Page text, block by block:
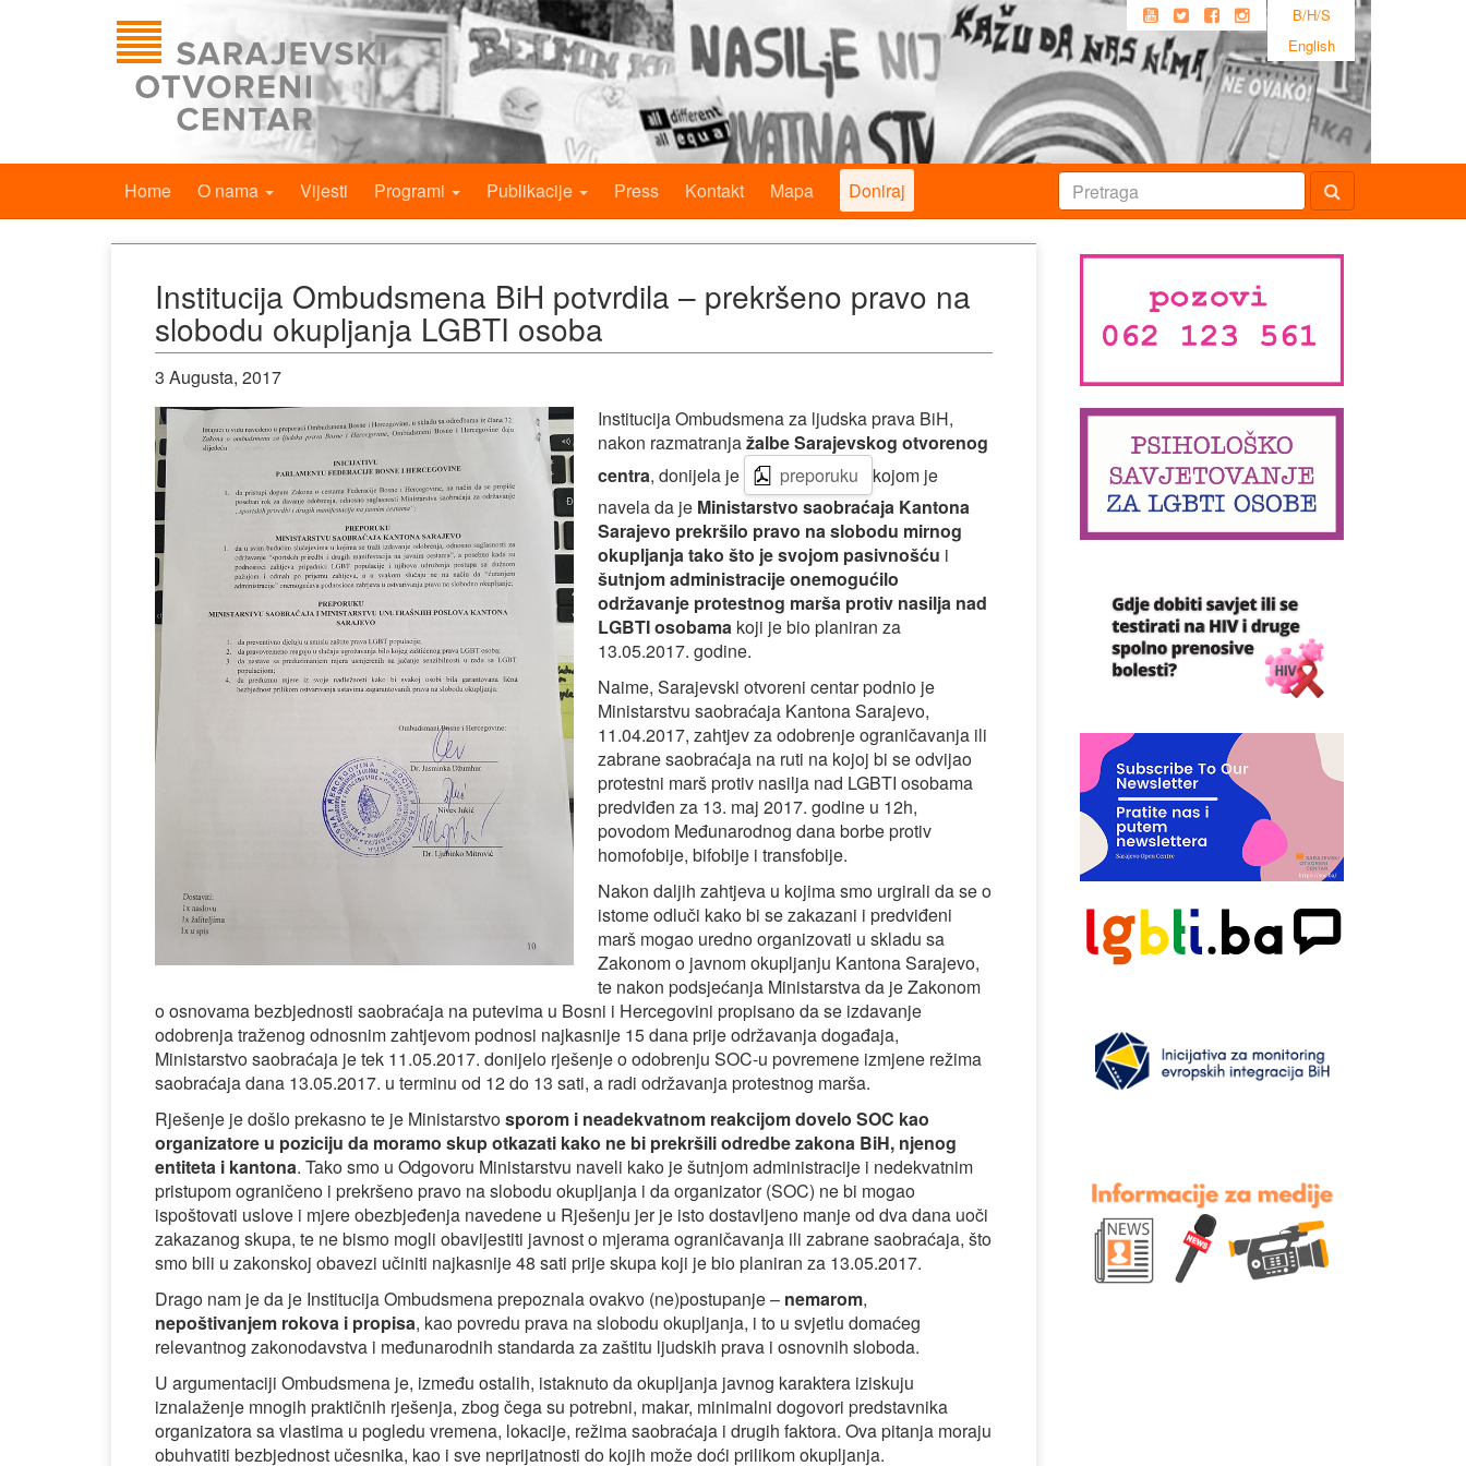
B/H/S
English
Home O nama Vijesti Programi Publikacije Press Kontakt Mapa Doniraj
Institucija Ombudsmena BiH potvrdila – prekršeno pravo na
slobodu okupljanja LGBTI osoba
3 Augusta, 2017
Institucija Ombudsmena za ljudska prava BiH,
nakon razmatranjažalbe Sarajevskog otvorenog
centra, donijela je preporuku
kojom je
navela da je Ministarstvo saobraćaja Kantona
Sarajevo prekršilo pravo na slobodu mirnog
okupljanja tako što je svojom pasivnošću i
šutnjom administracije onemogućilo
održavanje protestnog marša protiv nasilja nad
LGBTI osobamakoji je bio planiran za
13.05.2017. godine.
Naime, Sarajevski otvoreni centar podnio je
Ministarstvu saobraćaja Kantona Sarajevo,
11.04.2017, zahtjev za odobrenje ograničavanja ili
zabrane saobraćaja na ruti na kojoj bi se odvijao
protestni marš protiv nasilja nad LGBTI osobama
predviđen za 13. maj 2017. godine u 12h,
povodom Međunarodnog dana borbe protiv
homofobije, bifobije i transfobije.
Nakon daljih zahtjeva u kojima smo urgirali da se o
istome odluči kako bi se zakazani i predviđeni
marš mogao uredno organizovati u skladu sa
Zakonom o javnom okupljanju Kantona Sarajevo,
te nakon podsjećanja Ministarstva da je Zakonom
o osnovama bezbjednosti saobraćaja na putevima u Bosni i Hercegovini propisano da se izdavanje
odobrenja traženog odnosnim zahtjevom podnosi najkasnije 15 dana prije održavanja događaja,
Ministarstvo saobraćaja je tek 11.05.2017. donijelo rješenje o odobrenju SOC-u povremene izmjene režima
saobraćaja dana 13.05.2017. u terminu od 12 do 13 sati, a radi održavanja protestnog marša.
Rješenje je došlo prekasno te je Ministarstvosporom i neadekvatnom reakcijom dovelo SOC kao
organizatore u poziciju da moramo skup otkazati kako ne bi prekršili odredbe zakona BiH, njenog
entiteta i kantona. Tako smo u Odgovoru Ministarstvu naveli kako je šutnjom administracije i nedekvatnim
pristupom ograničeno i prekršeno pravo na slobodu okupljanja i da organizator (SOC) ne bi mogao
ispoštovati uslove i mjere obezbjeđenja navedene u Rješenju jer je isto dostavljeno manje od dva dana uoči
zakazanog skupa, te ne bismo mogli obavijestiti javnost o mjerama ograničavanja ili zabrane saobraćaja, što
smo bili u zakonskoj obavezi učiniti najkasnije 48 sati prije skupa koji je bio planiran za 13.05.2017.
Drago nam je da je Institucija Ombudsmena prepoznala ovakvo (ne)postupanje – nemarom,
nepoštivanjem rokova i propisa, kao povredu prava na slobodu okupljanja, i to u svjetlu domaćeg
relevantnog zakonodavstva i međunarodnih standarda za zaštitu ljudskih prava i osnovnih sloboda.
U argumentaciji Ombudsmena je, između ostalih, istaknuto da okupljanja javnog karaktera iziskuju
iznalaženje mnogih praktičnih rješenja, zbog čega su potrebni, makar, minimalni dogovori predstavnika
organizatora sa vlastima u pogledu vremena, lokacije, režima saobraćaja i drugih faktora. Ova pitanja moraju
obuhvatiti bezbjednost učesnika, kao i sve neprijatnosti do kojih može doći prilikom okupljanja.